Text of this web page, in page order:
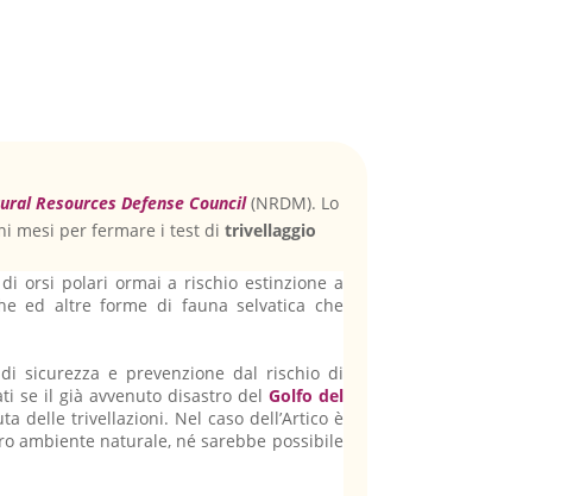
Resources Defense Council(NRDM). Lo
mesi per fermare i test ditrivellaggio
orsi polari ormai a rischio estinzione a
ed altre forme di fauna selvatica che
sicurezza e prevenzione dal rischio di
se il già avvenuto disastro del Golfo del
delle trivellazioni. Nel caso dell’Artico è
ambiente naturale, né sarebbe possibile